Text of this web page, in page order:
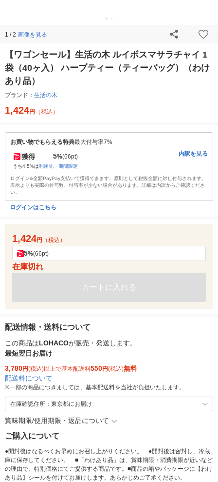
1 / 2 画像を見る
【ワゴンセール】生活の木 ルイボスマサラチャイ 1
袋（40ヶ入） ハーブティー（ティーバッグ）（わけ
あり品）
ブランド： 生活の木
1,424円 （税込）
お買い物でもらえる特典最大付与率7%
獲得 5%(66pt)
うち4.5%は利用先・期間限定
内訳を見る
ログイン&全額PayPay支払いで獲得できます。原則として税抜金額に対し付与されます。
表示よりも実際の付与数、付与率が少ない場合があります。詳細は内訳からご確認くださ
い。
ログインはこちら
1,424円 （税込）
5%(66pt)
在庫切れ
カートに入れる
配送情報・送料について
この商品はLOHACOが販売・発送します。
最短翌日お届け
3,780円(税込)以上で基本配送料550円(税込)無料
配送料について
※一部の商品につきましては、基本配送料を当社が負担いたします。
在庫確認住所：東京都にお届け
賞味期限/使用期限・返品について
ご購入について
●開封後はなるべくお早めにお召し上がりください。 ●開封後は密封し、冷蔵
庫に保存してください。 ■「わけあり品」は、賞味期限・消費期限が近いなど
の理由で、特別価格にてご提供する商品です。■商品の箱やパッケージに【わけ
あり品】シールを付けてお届けします。あらかじめご了承ください。